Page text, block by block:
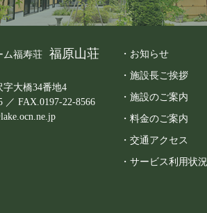
ム福寿荘 福原山荘
大橋34番地4
／ FAX.0197-22-8566
・お知らせ
・施設長ご挨拶
・施設のご案内
・料金のご案内
・交通アクセス
・サービス利用状況